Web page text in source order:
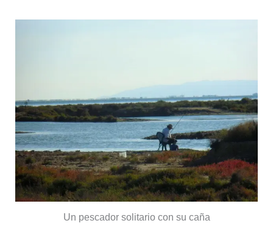
Un pescador solitario con su caña